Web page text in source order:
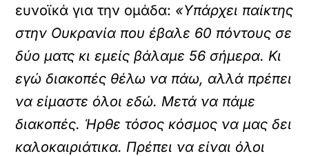
ευνοϊκά για την ομάδα: «Υπάρχει παίκτης
στην Ουκρανία που έβαλε 60 πόντους σε
δύο ματς κι εμείς βάλαμε 56 σήμερα. Κι
εγώ διακοπές θέλω να πάω, αλλά πρέπει
να είμαστε όλοι εδώ. Μετά να πάμε
διακοπές. Ήρθε τόσος κόσμος να μας δει
καλοκαιριάτικα. Πρέπει να είναι όλοι